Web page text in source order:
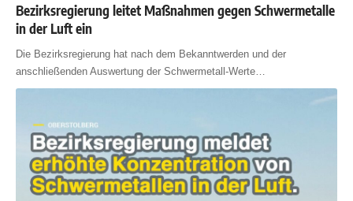
Bezirksregierung leitet Maßnahmen gegen Schwermetalle
in der Luft ein
Die Bezirksregierung hat nach dem Bekanntwerden und der
anschließenden Auswertung der Schwermetall-Werte